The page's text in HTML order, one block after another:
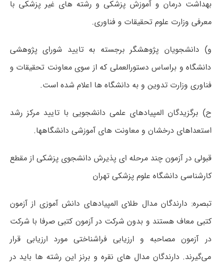
بهداشت درمان و آموزش پزشکی و رشته های غیر پزشکی با
معرفی وزارت علوم تحقیقات و فناوری.
و) دانشجویان پژوهشگر برجسته به تایید شورای پژوهشی
دانشگاه و براساس دستورالعملی که از سوی معاونت تحقیقات و
فناوری وزارت تدوین و به دانشگاه ها اعلام شده است.
ح) برگزیدگان المپیادهای علمی دانشجویی با تایید مرکز رشد
استعداهای درخشان و معاونت های آموزشی دانشگاهها.
قبولی در آزمون چند مرحله ای پذیرش دانشجوی پزشکی از مقطع
کارشناسی دانشگاه علوم پزشکی تهران
تبصره: دارندگان مدال طلای المپیادهای دانش آموزی از آزمون
کتبی معاف هستند و بدون شرکت در آزمون کتبی صرفا با شرکت
در آزمون مصاحبه و ارزیابی فراشناختی مورد ارزیابی قرار
می‌گیرند. دارندگان مدال های نقره و برنز این رشته ها باید در